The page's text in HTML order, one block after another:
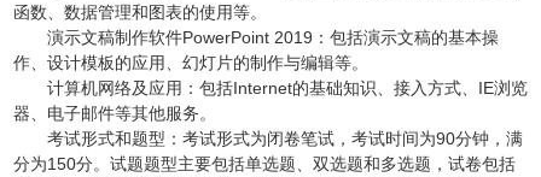
函数、数据管理和图表的使用等。
‌演示文稿制作软件PowerPoint 2019‌：包括演示文稿的基本操
作、设计模板的应用、幻灯片的制作与编辑等。
‌计算机网络及应用‌：包括Internet的基础知识、接入方式、IE浏览
器、电子邮件等其他服务。
‌考试形式和题型‌：考试形式为闭卷笔试，考试时间为90分钟，满
分为150分。试题题型主要包括单选题、双选题和多选题，试卷包括